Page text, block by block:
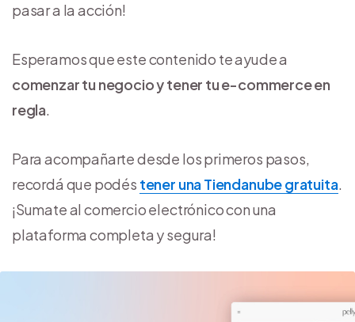
pasar a la acción!
Esperamos que este contenido te ayude a
comenzar tu negocio y tener tu e-commerce en
regla.
Para acompañarte desde los primeros pasos,
recordá que podés tener una Tiendanube gratuita.
¡Sumate al comercio electrónico con una
plataforma completa y segura!